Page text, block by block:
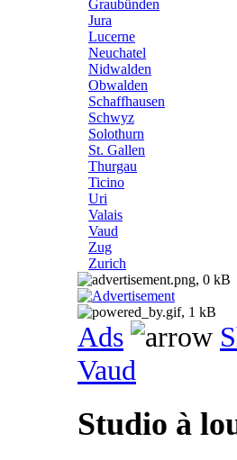
Graubünden
Jura
Lucerne
Neuchatel
Nidwalden
Obwalden
Schaffhausen
Schwyz
Solothurn
St. Gallen
Thurgau
Ticino
Uri
Valais
Vaud
Zug
Zurich
Ads
Vaud
Studio à